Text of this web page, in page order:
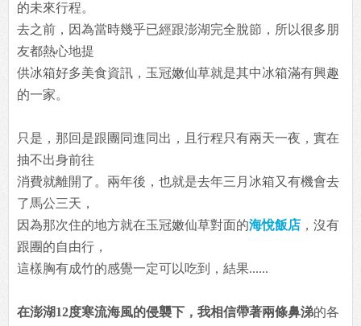
的未來行程。
去之前，因為當時幾乎已經跟澎湖完全脫節，所以很多朋
友都熱心地提
供冰箱好多美食資訊，玉冠嫩仙草就是其中冰箱滿有興趣
的一家。
只是，那回是跟團同進同出，且行程只有兩天一夜，實在
抽不出身前往
消費就離開了。兩年後，也就是去年三月冰箱又有機會去
了馬公三天，
因為那次住的地方就在玉冠嫩仙草對面的海悅飯店 ，沒有
跟團的自由行，
這樣胸有成竹的感覺一定可以吃到，結果......
在澎湖12度寒流海風的侵襲下，我相信帶著兩條鼻涕的各